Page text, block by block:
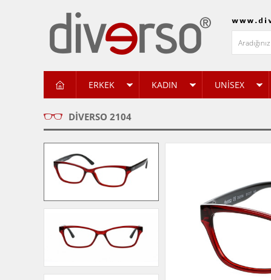
ERKEK KADIN UNİSEX
DIVERSO 2104